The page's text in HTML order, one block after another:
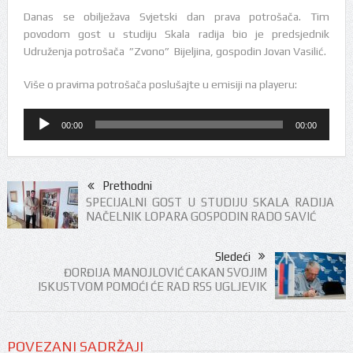
Danas se obilježava Svjetski dan prava potrošača. Tim
povodom gost u studiju Skala radija bio je predsjednik
Udruženja potrošača ”Zvono” Bijeljina, gospodin Jovan Vasilić.
Više o pravima potrošača poslušajte u emisiji na playeru:
Audio
Player
00:00 00:00
Prethodni
SPECIJALNI GOST U STUDIJU SKALA RADIJA
NAČELNIK LOPARA GOSPODIN RADO SAVIĆ
Sledeći
ĐORĐIJA MANOJLOVIĆ CAKAN SVOJIM
ISKUSTVOM POMOĆI ĆE RAD RSS UGLJEVIK
POVEZANI SADRŽAJI